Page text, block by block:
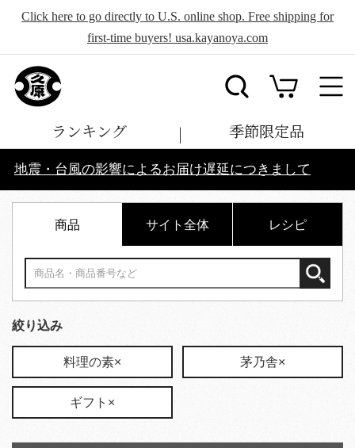
Click here to go directly to U.S. online shop. Free shipping for
first-time buyers! usa.kayanoya.com
ランキング 季節限定品
地震・台風の影響によるお届け遅延につきまして
商品 サイト全体 レシピ
絞り込み
料理の素× 茅乃舎×
ギフト×